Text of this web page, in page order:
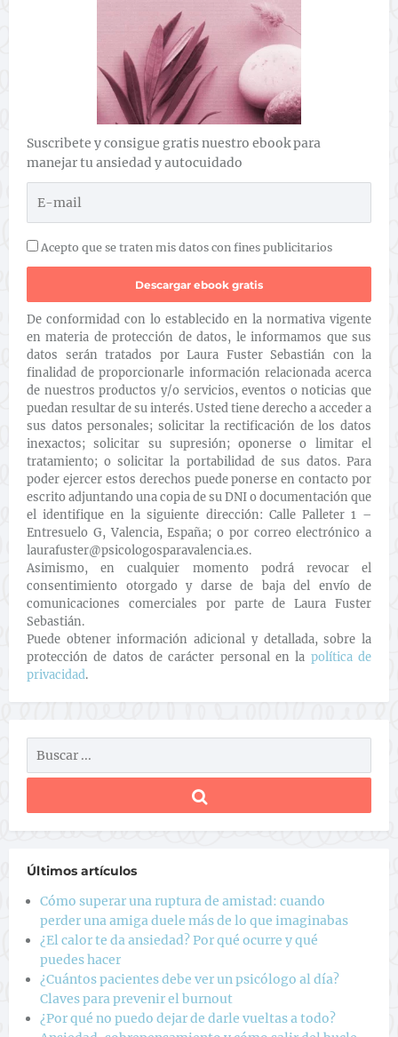
Suscribete y consigue gratis nuestro ebook para
manejar tu ansiedad y autocuidado
Acepto que se traten mis datos con fines publicitarios
De conformidad con lo establecido en la normativa vigente
en materia de protección de datos, le informamos que sus
datos serán tratados por Laura Fuster Sebastián con la
finalidad de proporcionarle información relacionada acerca
de nuestros productos y/o servicios, eventos o noticias que
puedan resultar de su interés. Usted tiene derecho a acceder a
sus datos personales; solicitar la rectificación de los datos
inexactos; solicitar su supresión; oponerse o limitar el
tratamiento; o solicitar la portabilidad de sus datos. Para
poder ejercer estos derechos puede ponerse en contacto por
escrito adjuntando una copia de su DNI o documentación que
el identifique en la siguiente dirección: Calle Palleter 1 –
Entresuelo G, Valencia, España; o por correo electrónico a
laurafuster@psicologosparavalencia.es.
Asimismo, en cualquier momento podrá revocar el
consentimiento otorgado y darse de baja del envío de
comunicaciones comerciales por parte de Laura Fuster
Sebastián.
Puede obtener información adicional y detallada, sobre la
protección de datos de carácter personal en la política de
privacidad.
Últimos artículos
Cómo superar una ruptura de amistad: cuando
perder una amiga duele más de lo que imaginabas
¿El calor te da ansiedad? Por qué ocurre y qué
puedes hacer
¿Cuántos pacientes debe ver un psicólogo al día?
Claves para prevenir el burnout
¿Por qué no puedo dejar de darle vueltas a todo?